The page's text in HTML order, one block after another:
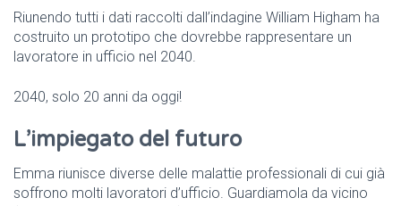
Riunendo tutti i dati raccolti dall’indagine William Higham ha
costruito un prototipo che dovrebbe rappresentare un
lavoratore in ufficio nel 2040.
2040, solo 20 anni da oggi!
L’impiegato del futuro
Emma riunisce diverse delle malattie professionali di cui già
soffrono molti lavoratori d’ufficio. Guardiamola da vicino